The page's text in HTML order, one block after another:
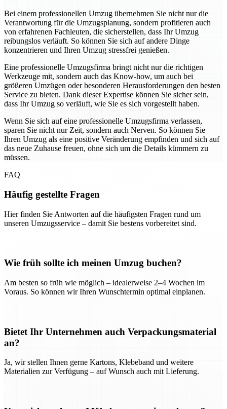
Bei einem professionellen Umzug übernehmen Sie nicht nur die
Verantwortung für die Umzugsplanung, sondern profitieren auch
von erfahrenen Fachleuten, die sicherstellen, dass Ihr Umzug
reibungslos verläuft. So können Sie sich auf andere Dinge
konzentrieren und Ihren Umzug stressfrei genießen.
Eine professionelle Umzugsfirma bringt nicht nur die richtigen
Werkzeuge mit, sondern auch das Know-how, um auch bei
größeren Umzügen oder besonderen Herausforderungen den besten
Service zu bieten. Dank dieser Expertise können Sie sicher sein,
dass Ihr Umzug so verläuft, wie Sie es sich vorgestellt haben.
Wenn Sie sich auf eine professionelle Umzugsfirma verlassen,
sparen Sie nicht nur Zeit, sondern auch Nerven. So können Sie
Ihren Umzug als eine positive Veränderung empfinden und sich auf
das neue Zuhause freuen, ohne sich um die Details kümmern zu
müssen.
FAQ
Häufig gestellte Fragen
Hier finden Sie Antworten auf die häufigsten Fragen rund um
unseren Umzugsservice – damit Sie bestens vorbereitet sind.
Wie früh sollte ich meinen Umzug buchen?
Am besten so früh wie möglich – idealerweise 2–4 Wochen im
Voraus. So können wir Ihren Wunschtermin optimal einplanen.
Bietet Ihr Unternehmen auch Verpackungsmaterial
an?
Ja, wir stellen Ihnen gerne Kartons, Klebeband und weitere
Materialien zur Verfügung – auf Wunsch auch mit Lieferung.